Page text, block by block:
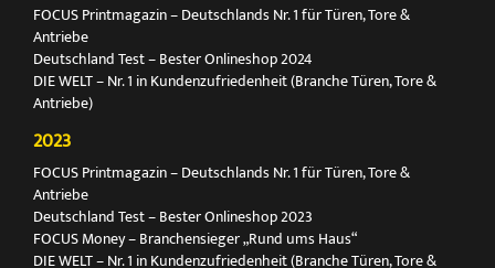
FOCUS Printmagazin – Deutschlands Nr. 1 für Türen, Tore &
Antriebe
Deutschland Test – Bester Onlineshop 2024
DIE WELT – Nr. 1 in Kundenzufriedenheit (Branche Türen, Tore &
Antriebe)
2023
FOCUS Printmagazin – Deutschlands Nr. 1 für Türen, Tore &
Antriebe
Deutschland Test – Bester Onlineshop 2023
FOCUS Money – Branchensieger „Rund ums Haus“
DIE WELT – Nr. 1 in Kundenzufriedenheit (Branche Türen, Tore &